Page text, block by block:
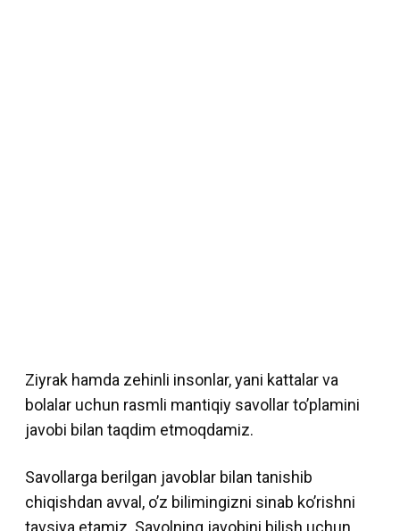
Ziyrak hamda zehinli insonlar, yani kattalar va
bolalar uchun rasmli mantiqiy savollar to’plamini
javobi bilan taqdim etmoqdamiz.
Savollarga berilgan javoblar bilan tanishib
chiqishdan avval, o’z bilimingizni sinab ko’rishni
tavsiya etamiz. Savolning javobini bilish uchun